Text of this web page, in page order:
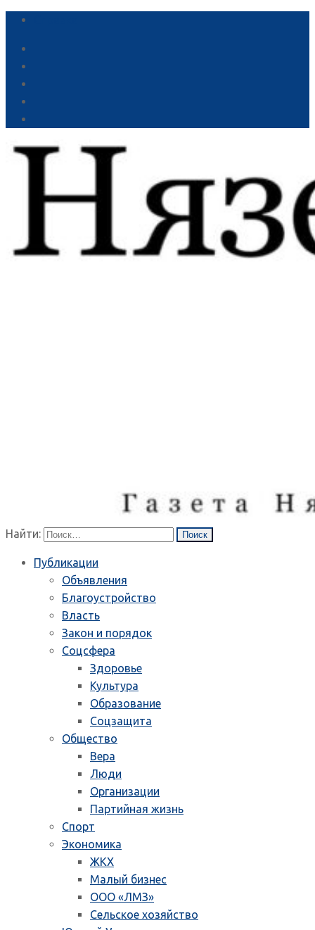
Найти:
Публикации
Объявления
Благоустройство
Власть
Закон и порядок
Соцсфера
Здоровье
Культура
Образование
Соцзащита
Общество
Вера
Люди
Организации
Партийная жизнь
Спорт
Экономика
ЖКХ
Малый бизнес
ООО «ЛМЗ»
Сельское хозяйство